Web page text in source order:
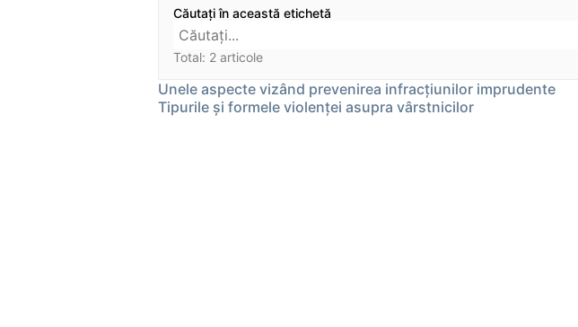
Căutați în această etichetă
Total: 2 articole
Unele aspecte vizând prevenirea infracţiunilor imprudente
Tipurile și formele violenței asupra vârstnicilor